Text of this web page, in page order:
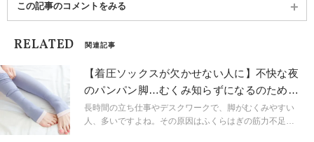
この記事のコメントをみる
RELATED 関連記事
【着圧ソックスが欠かせない人に】不快な夜
のパンパン脚…むくみ知らずになるのための
ふくらはぎエクサ
長時間の立ち仕事やデスクワークで、脚がむくみやすい
人、多いですよね。その原因はふくらはぎの筋力不足と